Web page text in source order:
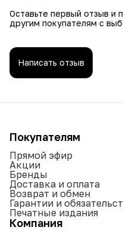
Оставьте первый отзыв и
другим покупателям с
Написать отзыв
Покупателям
Прямой эфир
Акции
Бренды
Доставка и оплата
Возврат и обмен
Гарантии и
Печатные издания
Компания